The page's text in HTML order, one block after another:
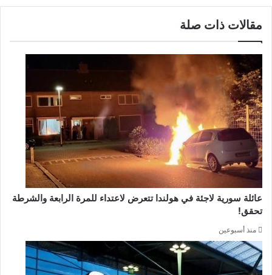
مقالات ذات صلة
عائلة سورية لاجئة في هولندا تتعرض لاعتداء للمرة الرابعة والشرطة
تحقق!
منذ أسبوعين